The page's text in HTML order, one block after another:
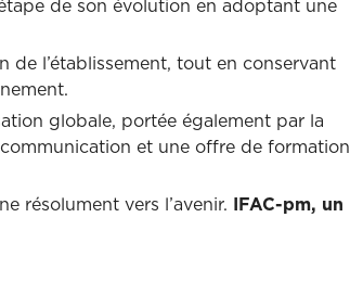
de son évolution en adoptant une
de l’établissement, tout en conservant
globale, portée également par la
et une offre de formation
résolument vers l’avenir. IFAC-pm, un